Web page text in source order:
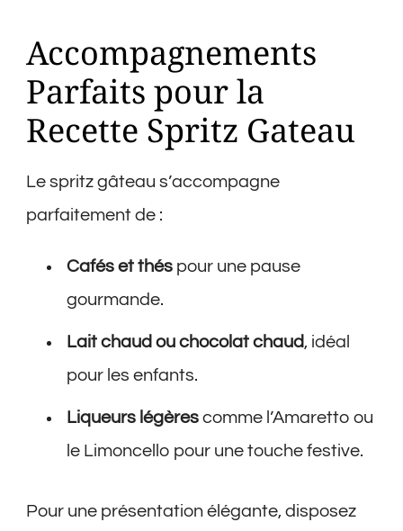
Accompagnements
Parfaits pour la
Recette Spritz Gateau
Le spritz gâteau s’accompagne
parfaitement de :
Cafés et thés pour une pause
gourmande.
Lait chaud ou chocolat chaud, idéal
pour les enfants.
Liqueurs légères comme l’Amaretto ou
le Limoncello pour une touche festive.
Pour une présentation élégante, disposez